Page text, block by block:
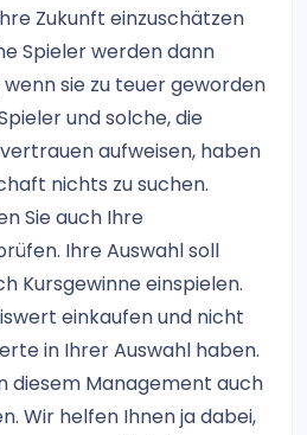
Zukunft einzuschätzen
Spieler werden dann
sie zu teuer geworden
und solche, die
aufweisen, haben
nichts zu suchen.
Sie auch Ihre
Ihre Auswahl soll
Kursgewinne einspielen.
einkaufen und nicht
in Ihrer Auswahl haben.
diesem Management auch
Wir helfen Ihnen ja dabei,